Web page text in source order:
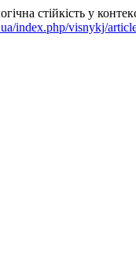
стійкість у
index.php/visnykj/